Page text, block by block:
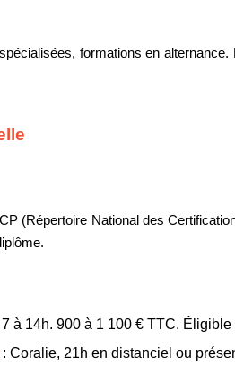
formations en
(Répertoire National des
à 14h. 900 à 1 100 € TTC. Éligible
: Coralie, 21h en distanciel ou